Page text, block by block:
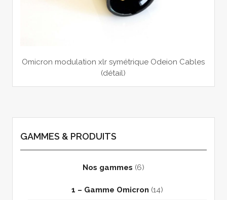
Omicron modulation xlr symétrique Odeion Cables
(détail)
GAMMES & PRODUITS
Nos gammes (6)
1 – Gamme Omicron (14)